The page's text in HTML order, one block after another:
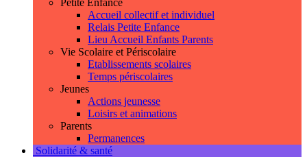
Petite Enfance
Accueil collectif et individuel
Relais Petite Enfance
Lieu Accueil Enfants Parents
Vie Scolaire et Périscolaire
Etablissements scolaires
Temps périscolaires
Jeunes
Actions jeunesse
Loisirs et animations
Parents
Permanences
Solidarité & santé